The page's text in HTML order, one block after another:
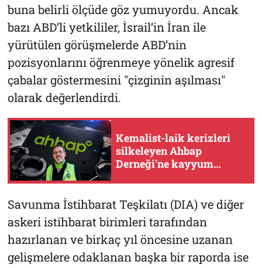
buna belirli ölçüde göz yumuyordu. Ancak
bazı ABD’li yetkililer, İsrail’in İran ile
yürütülen görüşmelerde ABD’nin
pozisyonlarını öğrenmeye yönelik agresif
çabalar göstermesini "çizginin aşılması"
olarak değerlendirdi.
Kemalist-laik kerizleri
silkeleyen Ahbap
Derneği'ne kayyum
Savunma İstihbarat Teşkilatı (DIA) ve diğer
askeri istihbarat birimleri tarafından
hazırlanan ve birkaç yıl öncesine uzanan
gelişmelere odaklanan başka bir raporda ise